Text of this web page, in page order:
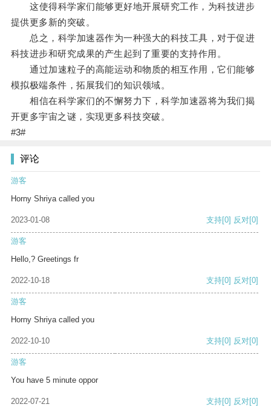
这使得科学家们能够更好地开展研究工作，为科技进步
提供更多新的突破。
总之，科学加速器作为一种强大的科技工具，对于促进
科技进步和研究成果的产生起到了重要的支持作用。
通过加速粒子的高能运动和物质的相互作用，它们能够
模拟极端条件，拓展我们的知识领域。
相信在科学家们的不懈努力下，科学加速器将为我们揭
开更多宇宙之谜，实现更多科技突破。
#3#
评论
游客
Horny Shriya called you
2023-01-08 支持[0] 反对[0]
游客
Hello,? Greetings fr
2022-10-18 支持[0] 反对[0]
游客
Horny Shriya called you
2022-10-10 支持[0] 反对[0]
游客
You have 5 minute oppor
2022-07-21 支持[0] 反对[0]